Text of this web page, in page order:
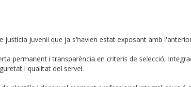
justícia juvenil que ja s'havien estat exposant amb
permanent i transparència en criteris de selecció;
i qualitat del servei.